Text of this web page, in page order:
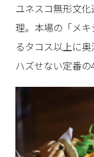
ユネスコ無形文
理。本場の「メ
るタコス以上に
ハズせない定番の